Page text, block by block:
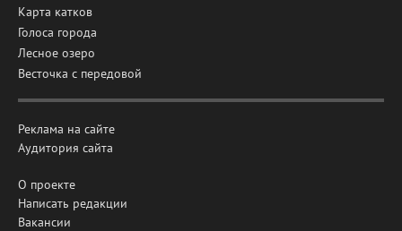
Карта катков
Голоса города
Лесное озеро
Весточка с передовой
Реклама на сайте
Аудитория сайта
О проекте
Написать редакции
Вакансии